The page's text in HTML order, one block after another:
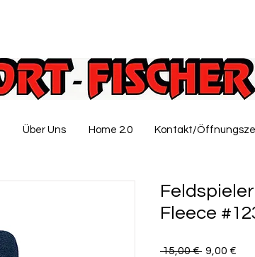
Über Uns Home 2.0 Kontakt/
Fleece
15,00 € 9,00 €